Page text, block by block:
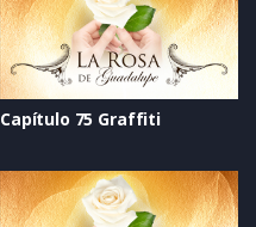
Capítulo 75 Graffiti